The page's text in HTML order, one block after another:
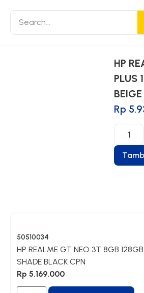
HP
PLUS
Rp
50510034
HP REALME GT NEO 3T 8GB 128GB
SHADE BLACK CPN
Rp 5.169.000